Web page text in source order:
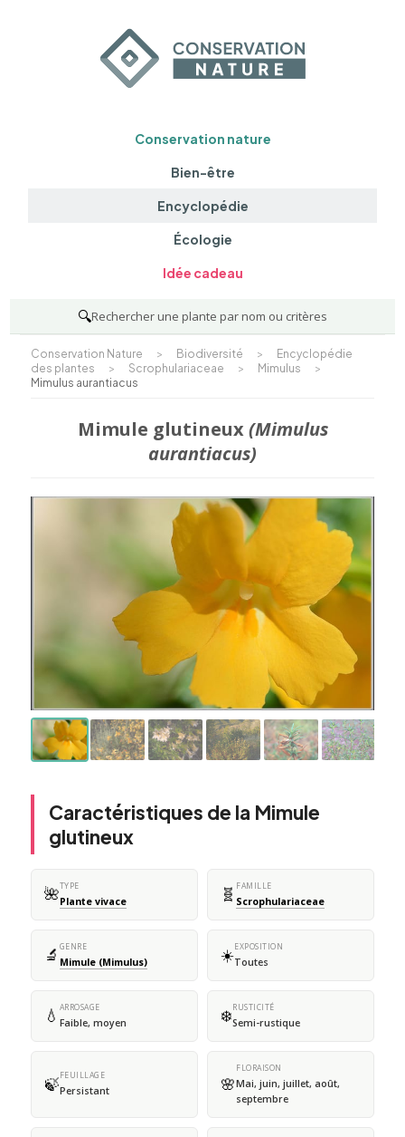
Conservation nature
Bien-être
Encyclopédie
Écologie
Idée cadeau
🔍Rechercher une plante par nom ou critères
Conservation Nature > Biodiversité >
Encyclopédie
des plantes
> Scrophulariaceae > Mimulus
>
Mimulus aurantiacus
Mimule glutineux(Mimulus
aurantiacus)
Caractéristiques de la Mimule
glutineux
🌺TYPE
Plante vivace 🧬 FAMILLE
Scrophulariaceae
🔬 GENRE
Mimule (Mimulus) ☀️EXPOSITION
Toutes
💧 ARROSAGE
Faible, moyen ❄️RUSTICITÉ
Semi-rustique
🍃FEUILLAGE
Persistant 🌸
FLORAISON
Mai, juin, juillet, août,
septembre